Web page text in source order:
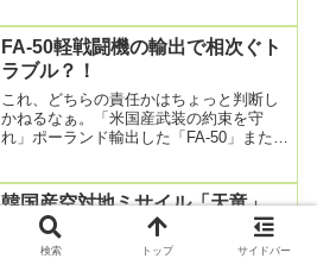
FA-50軽戦闘機の輸出で相次ぐト
ラブル？！
これ、どちらの責任かはちょっと判断し
かねるなぁ。「米国産武装の約束を守
れ」ポーランド輸出した「FA-50」またノ
韓国産空対地ミサイル「天竜」、
また落下
兵器開発というのは、お手軽には行かな
検索 トップ サイドバー